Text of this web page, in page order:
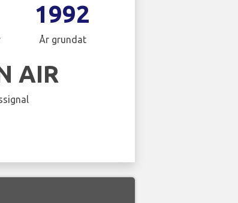
1992
År grundat
AIR